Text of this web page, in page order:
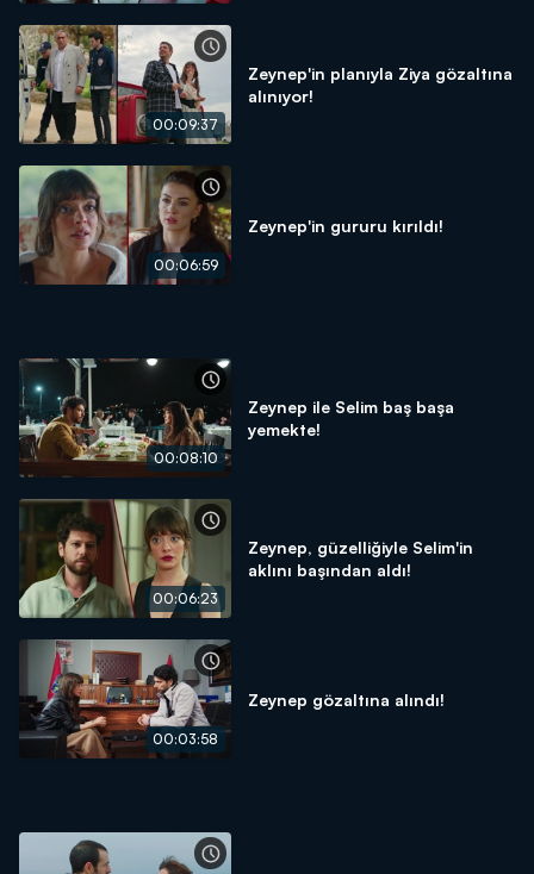
00:09:37
Zeynep'in planıyla Ziya gözaltına
alınıyor!
00:06:59
Zeynep'in gururu kırıldı!
00:08:10
Zeynep ile Selim baş başa
yemekte!
00:06:23
Zeynep, güzelliğiyle Selim'in
aklını başından aldı!
00:03:58
Zeynep gözaltına alındı!